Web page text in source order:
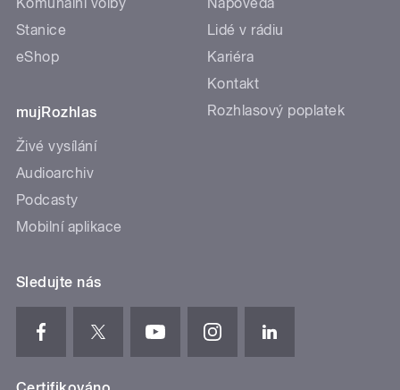
Stanice
eShop
mujRozhlas
Živé vysílání
Audioarchiv
Podcasty
Mobilní aplikace
Lidé v rádiu
Kariéra
Kontakt
Rozhlasový poplatek
Sledujte nás